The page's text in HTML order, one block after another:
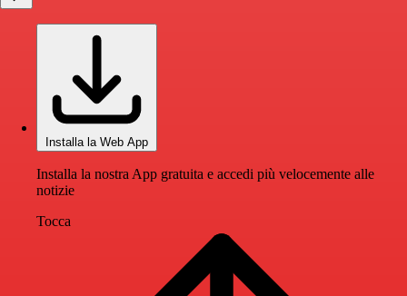
Installa la Web App
Installa la nostra App gratuita e accedi più velocemente alle
notizie
Tocca